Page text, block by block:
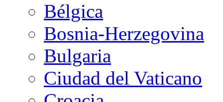
Bélgica
Bosnia-Herzegovina
Bulgaria
Ciudad del Vaticano